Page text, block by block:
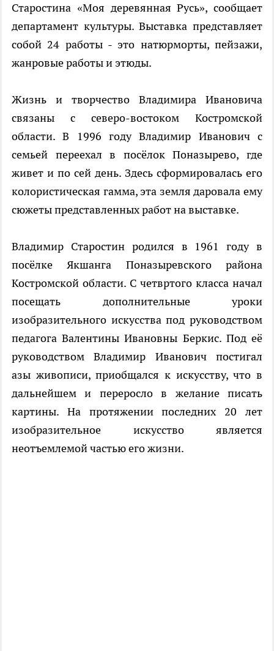
Старостина «Моя деревянная Русь», сообщает
департамент культуры. Выставка представляет
собой 24 работы - это натюрморты, пейзажи,
жанровые работы и этюды.
Жизнь и творчество Владимира Ивановича
связаны с северо-востоком Костромской
области. В 1996 году Владимир Иванович с
семьей переехал в посёлок Поназырево, где
живет и по сей день. Здесь сформировалась его
колористическая гамма, эта земля даровала ему
сюжеты представленных работ на выставке.
Владимир Старостин родился в 1961 году в
посёлке Якшанга Поназыревского района
Костромской области. С четвртого класса начал
посещать дополнительные уроки
изобразительного искусства под руководством
педагога Валентины Ивановны Беркис. Под её
руководством Владимир Иванович постигал
азы живописи, приобщался к искусству, что в
дальнейшем и переросло в желание писать
картины. На протяжении последних 20 лет
изобразительное искусство является
неотъемлемой частью его жизни.